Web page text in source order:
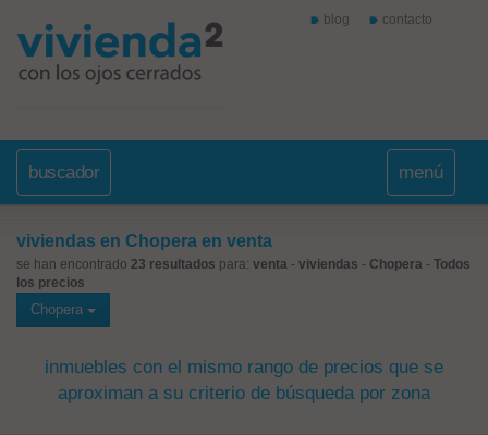
blog contacto
buscador menú
viviendas en Chopera en venta
se han encontrado 23 resultados para: venta - viviendas - Chopera - Todos
los precios
Chopera
inmuebles con el mismo rango de precios que se
aproximan a su criterio de búsqueda por zona